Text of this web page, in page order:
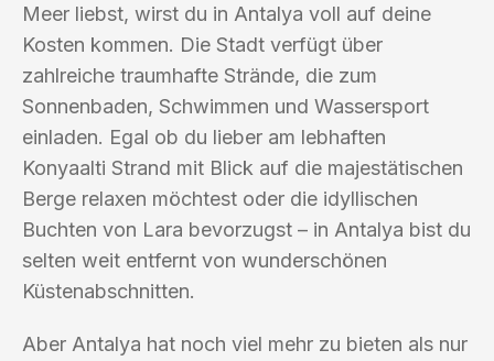
Meer liebst, wirst du in Antalya voll auf deine
Kosten kommen. Die Stadt verfügt über
zahlreiche traumhafte Strände, die zum
Sonnenbaden, Schwimmen und Wassersport
einladen. Egal ob du lieber am lebhaften
Konyaalti Strand mit Blick auf die majestätischen
Berge relaxen möchtest oder die idyllischen
Buchten von Lara bevorzugst – in Antalya bist du
selten weit entfernt von wunderschönen
Küstenabschnitten.
Aber Antalya hat noch viel mehr zu bieten als nur